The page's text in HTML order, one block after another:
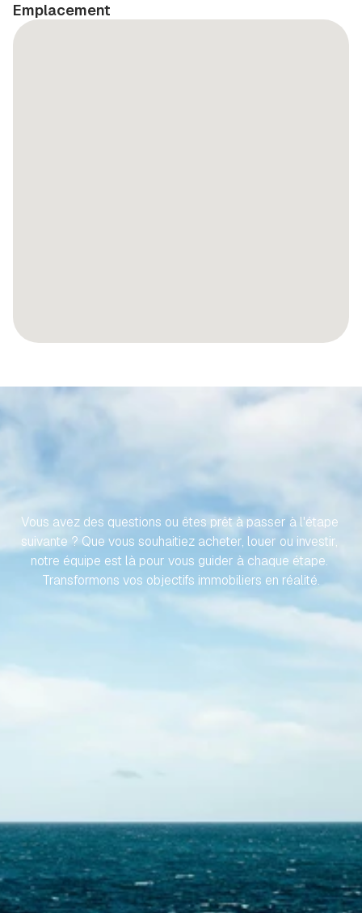
Emplacement
EFFORT
Vous avez des questions ou êtes prêt à passer à l'étape
suivante ? Que vous souhaitiez acheter, louer ou investir,
notre équipe est là pour vous guider à chaque étape.
Transformons vos objectifs immobiliers en réalité.